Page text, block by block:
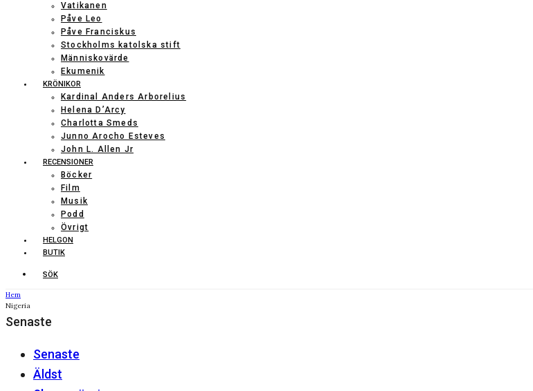
Vatikanen
Påve Leo
Påve Franciskus
Stockholms katolska stift
Människovärde
Ekumenik
KRÖNIKOR
Kardinal Anders Arborelius
Helena D’Arcy
Charlotta Smeds
Junno Arocho Esteves
John L. Allen Jr
RECENSIONER
Böcker
Film
Musik
Podd
Övrigt
HELGON
BUTIK
SÖK
Hem
Nigeria
Senaste
Senaste
Äldst